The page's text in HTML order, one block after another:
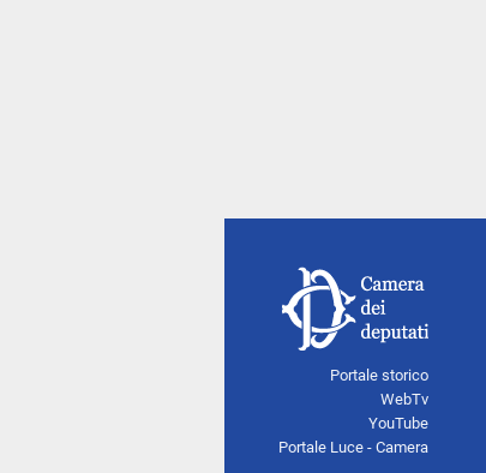
Portale storico
WebTv
YouTube
Portale Luce - Camera